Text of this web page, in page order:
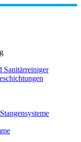
Sanitärreiniger